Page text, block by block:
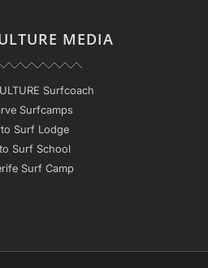
MEDIA
Surfcoach
Surfcamps
Surf Lodge
Surf School
Surf Camp